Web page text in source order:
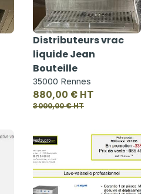
Distributeurs vrac
liquide Jean
Bouteille
35000 Rennes
880,00 € HT
3 000,00 € HT